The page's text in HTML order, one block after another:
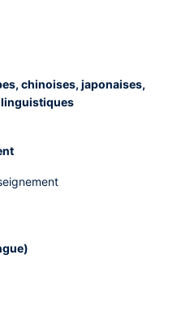
chinoises, japonaises,
linguistiques